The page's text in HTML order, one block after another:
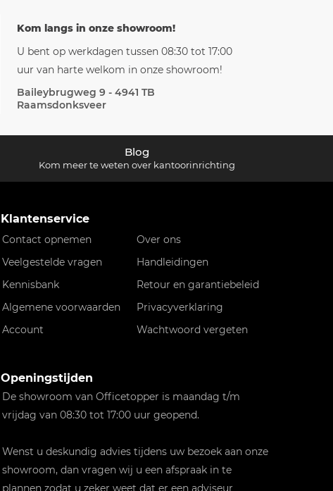
Kom langs in onze showroom!
U bent op werkdagen tussen 08:30 tot 17:00
uur van harte welkom in onze showroom!
Baileybrugweg 9 - 4941 TB
Raamsdonksveer
Blog
Kom meer te weten over kantoorinrichting
Klantenservice
Contact opnemen
Over ons
Veelgestelde vragen
Handleidingen
Kennisbank
Retour en garantiebeleid
Algemene voorwaarden
Privacyverklaring
Account
Wachtwoord vergeten
Openingstijden
De showroom van Officetopper is maandag t/m
vrijdag van 08:30 tot 17:00 uur geopend.
Wenst u deskundig advies tijdens uw bezoek aan onze
showroom, dan vragen wij u een afspraak in te
plannen zodat u zeker weet dat er een adviseur